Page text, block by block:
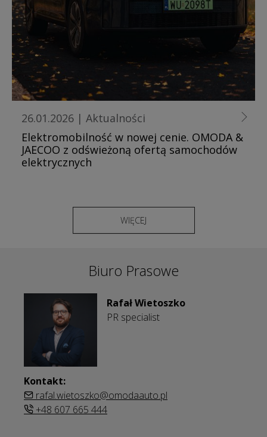
26.01.2026 | Aktualności
Elektromobilność w nowej cenie. OMODA &
JAECOO z odświeżoną ofertą samochodów
elektrycznych
WIĘCEJ
Biuro Prasowe
Rafał Wietoszko
PR specialist
Kontakt:
rafal.wietoszko@omodaauto.pl
+48 607 665 444